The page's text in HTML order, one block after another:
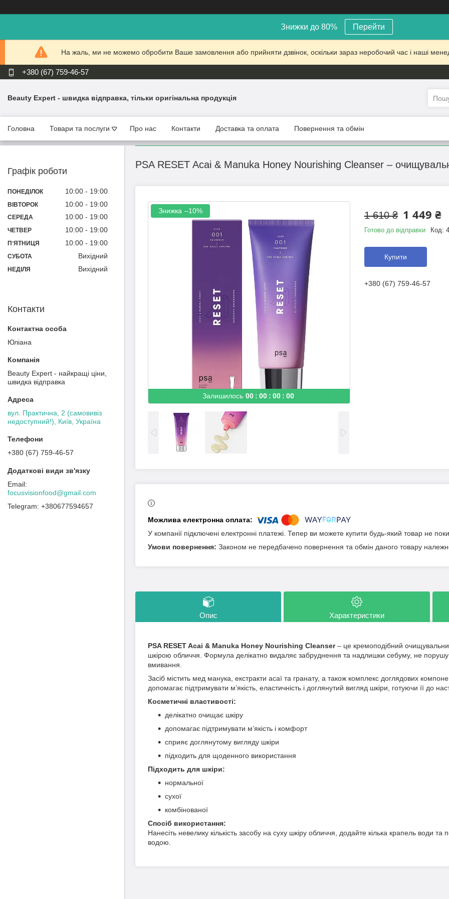
Знижки до 80% Перейти
На жаль, ми не можемо обробити Ваше замовлення або прийняти дзвінок, оскільки зараз неробочий час і наші
+380 (67) 759-46-57
Beauty Expert - швидка відправка, тільки оригінальна продукція
Головна Товари та послуги Про нас Контакти Доставка та оплата Повернення та обмін
PSA RESET Acai & Manuka Honey Nourishing Cleanser –
Залишилось 00 00 00 00
–10% 1 610 ₴ 1 449 ₴
Готово до відправки Код:
Купити
+380 (67) 759-46-57
У компанії підключені електронні платежі. Тепер ви можете купити будь-який товар не
Законом не передбачено повернення та обмін даного товару
Опис Характеристики
PSA RESET Acai & Manuka Honey Nourishing Cleanser– це кремоподібний
шкірою обличчя. Формула делікатно видаляє забруднення та надлишки себуму, не
вмивання.
Засіб містить мед манука, екстракти асаї та гранату, а також комплекс доглядових
допомагає підтримувати м’якість, еластичність і доглянутий вигляд шкіри, готуючи її до
Косметичні властивості:
делікатно очищає шкіру
допомагає підтримувати м’якість і комфорт
сприяє доглянутому вигляду шкіри
підходить для щоденного використання
Підходить для шкіри:
нормальної
сухої
комбінованої
Спосіб використання:
Нанесіть невелику кількість засобу на суху шкіру обличчя, додайте кілька крапель води
водою.
Графік роботи
ПОНЕДІЛОК 10:00 19:00
ВІВТОРОК 10:00 19:00
СЕРЕДА 10:00 19:00
ЧЕТВЕР 10:00 19:00
ПʼЯТНИЦЯ 10:00 19:00
СУБОТА Вихідний
НЕДІЛЯ Вихідний
Контакти
Юліана
Beauty Expert - найкращі ціни,
швидка відправка
вул. Практична, 2 (самовивіз
недоступний!), Київ, Україна
+380 (67) 759-46-57
focusvisionfood@gmail.com
+380677594657